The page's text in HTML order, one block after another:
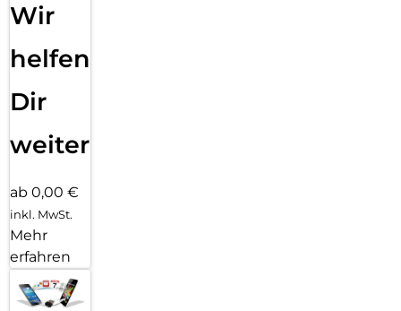
Wir
helfen
Dir
weiter
ab 0,00 €
inkl. MwSt.
Mehr
erfahren